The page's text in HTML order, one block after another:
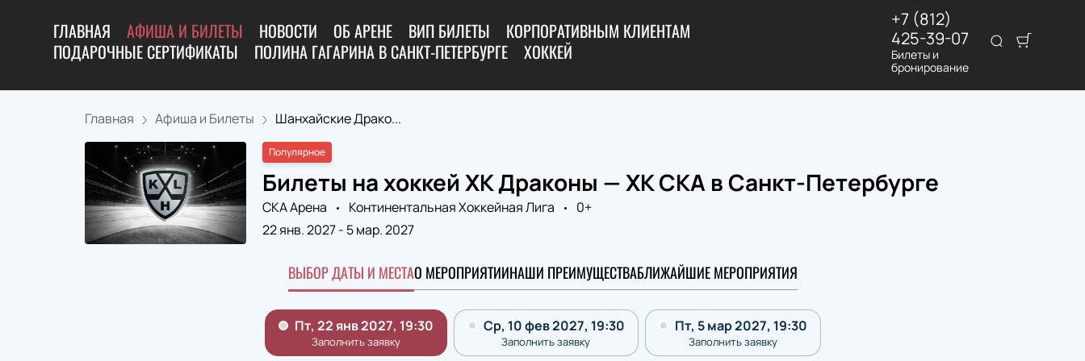
ГЛАВНАЯ АФИША И БИЛЕТЫ НОВОСТИ ОБ АРЕНЕ ВИП БИЛЕТЫ
КОРПОРАТИВНЫМ КЛИЕНТАМ
ПОДАРОЧНЫЕ СЕРТИФИКАТЫ
ПОЛИНА ГАГАРИНА В САНКТ-ПЕТЕРБУРГЕ ХОККЕЙ
+7 (812)
425-39-07
Билеты и
бронирование
Главная Афиша и Билеты Шанхайские Драко...
Популярное
Билеты на хоккей ХК Драконы — ХК СКА в Санкт-Петербурге
СКА Арена Континентальная Хоккейная Лига
0+
22 янв. 2027- 5 мар. 2027
ВЫБОР ДАТЫ И МЕСТАО МЕРОПРИЯТИИНАШИ ПРЕИМУЩЕСТВАБЛИЖАЙШИЕ МЕРОПРИЯТИЯ